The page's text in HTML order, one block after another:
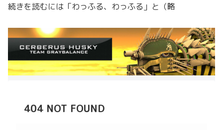
続きを読むには「わっふる、わっふる」と（略